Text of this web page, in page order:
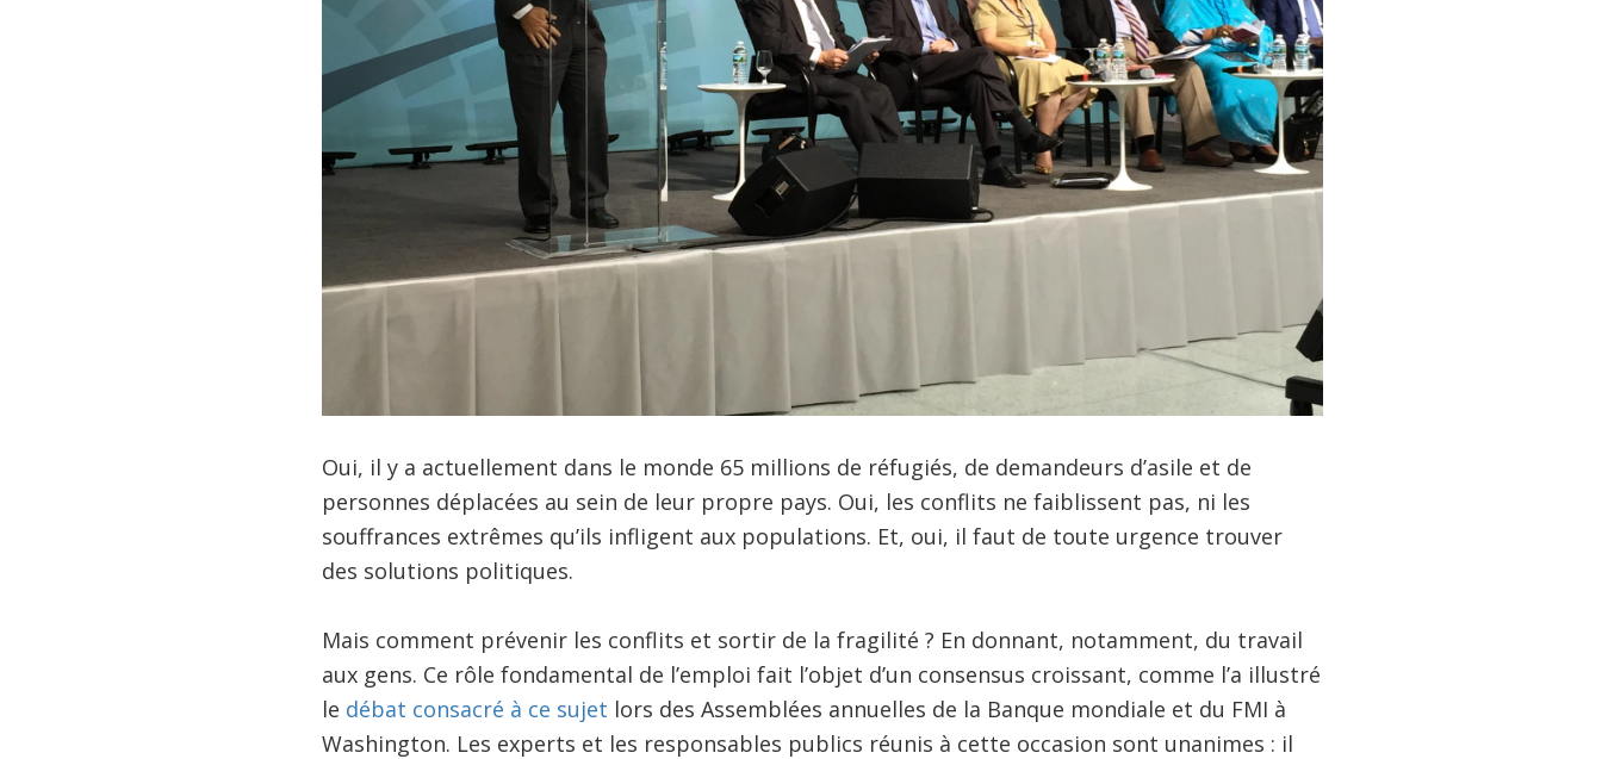
Oui, il y a actuellement dans le monde 65 millions de réfugiés, de demandeurs d’asile et de
personnes déplacées au sein de leur propre pays. Oui, les conflits ne faiblissent pas, ni les
souffrances extrêmes qu’ils infligent aux populations. Et, oui, il faut de toute urgence trouver
des solutions politiques.
Mais comment prévenir les conflits et sortir de la fragilité ? En donnant, notamment, du travail
aux gens. Ce rôle fondamental de l’emploi fait l’objet d’un consensus croissant, comme l’a illustré
le débat consacré à ce sujet lors des Assemblées annuelles de la Banque mondiale et du FMI à
Washington. Les experts et les responsables publics réunis à cette occasion sont unanimes : il